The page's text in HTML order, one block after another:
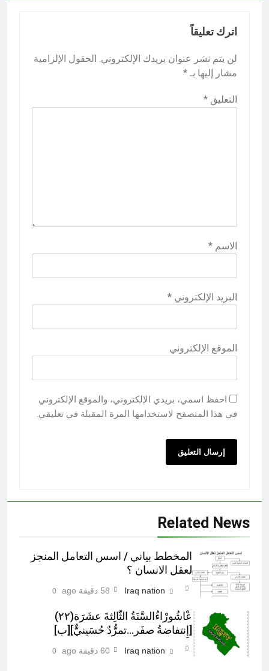
اترك تعليقاً
لن يتم نشر عنوان بريدك الإلكتروني. الحقول الإلزامية
مشار إليها بـ *
التعليق *
الاسم *
البريد الإلكتروني *
الموقع الإلكتروني
احفظ اسمي، بريدي الإلكتروني، والموقع الإلكتروني
في هذا المتصفح لاستخدامها المرة المقبلة في تعليقي.
Related News
المخطط بياني / اسس التعامل المنجز
لعقل الانسان ؟
Iraq nation 58 دقيقة ago 0
عْاشُورْاءُالسَّنَةُ الثَّالِثةَ عشَرَة(٢٢)
[إِنتفاضةُ صفَر…تمرُّدٌ حُسَينيٌّ][ب]
Iraq nation 60 دقيقة ago 0